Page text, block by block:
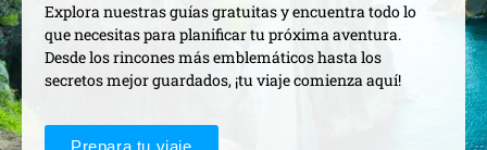
Explora nuestras guías gratuitas y encuentra todo lo
que necesitas para planificar tu próxima aventura.
Desde los rincones más emblemáticos hasta los
secretos mejor guardados, ¡tu viaje comienza aquí!